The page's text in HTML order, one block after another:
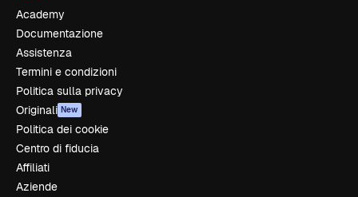
Academy
Documentazione
Assistenza
Termini e condizioni
Politica sulla privacy
Originali New
Politica dei cookie
Centro di fiducia
Affiliati
Aziende